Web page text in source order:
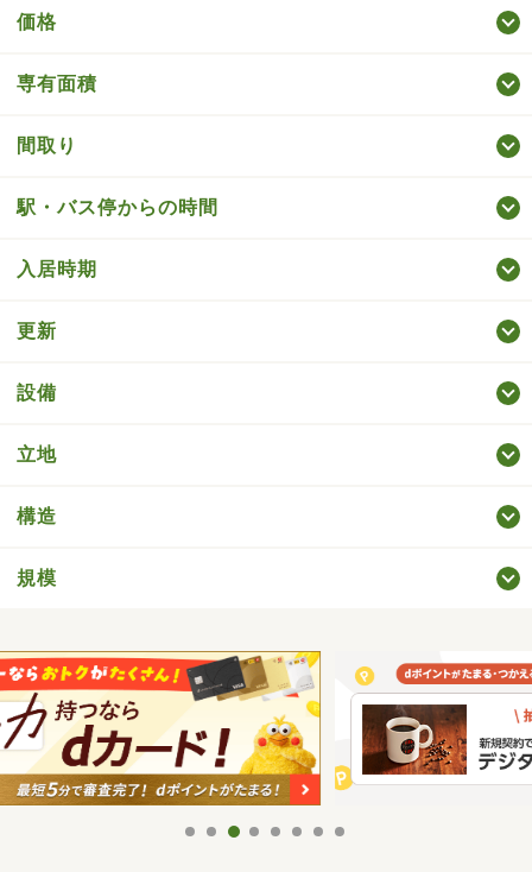
価格
専有面積
間取り
駅・バス停からの時間
入居時期
更新
設備
立地
構造
規模